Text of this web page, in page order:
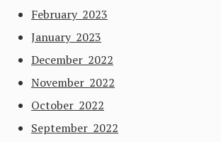
February 2023
January 2023
December 2022
November 2022
October 2022
September 2022